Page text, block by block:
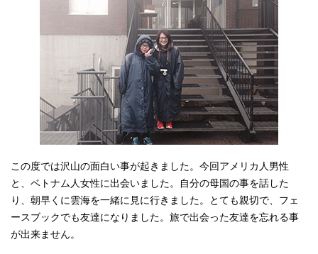
この度では沢山の面白い事が起きました。今回アメリカ人男性
と、ベトナム人女性に出会いました。自分の母国の事を話した
り、朝早くに雲海を一緒に見に行きました。とても親切で、フェ
ースブックでも友達になりました。旅で出会った友達を忘れる事
が出来ません。